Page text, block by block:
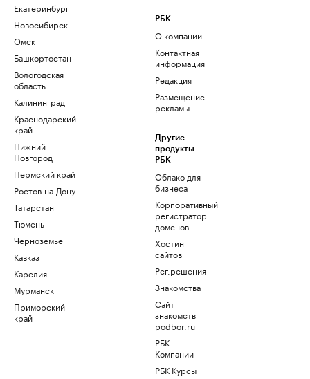
Екатеринбург
Новосибирск
Омск
Башкортостан
Вологодская
область
Калининград
Краснодарский
край
Нижний
Новгород
Пермский край
Ростов-на-Дону
Татарстан
Тюмень
Черноземье
Кавказ
Карелия
Мурманск
Приморский
край
РБК
О компании
Контактная
информация
Редакция
Размещение
рекламы
Другие
продукты
РБК
Облако для
бизнеса
Корпоративный
регистратор
доменов
Хостинг
сайтов
Рег.решения
Знакомства
Сайт
знакомств
podbor.ru
РБК
Компании
РБК Курсы